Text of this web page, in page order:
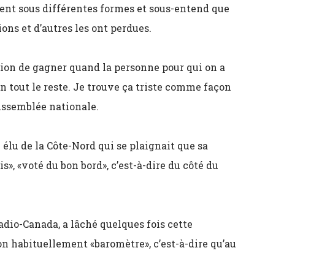
sous différentes formes et sous-entend que
et d’autres les ont perdues.
de gagner quand la personne pour qui on a
tout le reste. Je trouve ça triste comme façon
nationale.
de la Côte-Nord qui se plaignait que sa
«voté du bon bord», c’est-à-dire du côté du
Canada, a lâché quelques fois cette
«baromètre», c’est-à-dire qu’au